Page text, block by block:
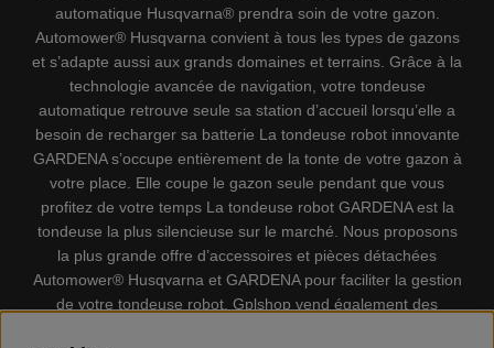
automatique Husqvarna® prendra soin de votre gazon.
Automower® Husqvarna convient à tous les types de gazons
et s’adapte aussi aux grands domaines et terrains. Grâce à la
technologie avancée de navigation, votre tondeuse
automatique retrouve seule sa station d’accueil lorsqu’elle a
besoin de recharger sa batterie La tondeuse robot innovante
GARDENA s’occupe entièrement de la tonte de votre gazon à
votre place. Elle coupe le gazon seule pendant que vous
profitez de votre temps La tondeuse robot GARDENA est la
tondeuse la plus silencieuse sur le marché. Nous proposons
la plus grande offre d’accessoires et pièces détachées
Automower® Husqvarna et GARDENA pour faciliter la gestion
de votre tondeuse robot. Gplshop vend également des